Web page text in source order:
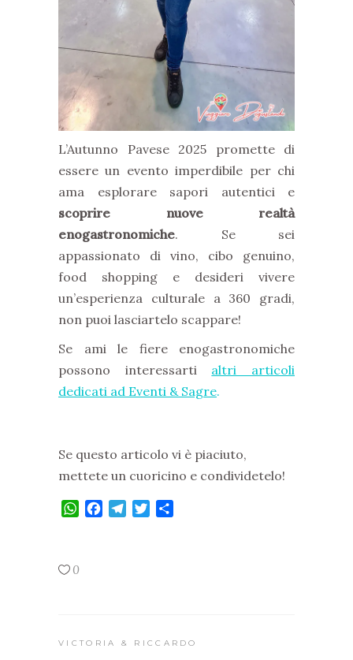
L’Autunno Pavese 2025 promette di
essere un evento imperdibile per chi
ama esplorare sapori autentici e
scoprire nuove realtà
enogastronomiche. Se sei
appassionato di vino, cibo genuino,
food shopping e desideri vivere
un’esperienza culturale a 360 gradi,
non puoi lasciartelo scappare!
Se ami le fiere enogastronomiche
possono interessarti altri articoli
dedicati ad Eventi & Sagre.
Se questo articolo vi è piaciuto,
mettete un cuoricino e condividetelo!
WhatsApp
Facebook
Telegram
Twitter
0
VICTORIA & RICCARDO